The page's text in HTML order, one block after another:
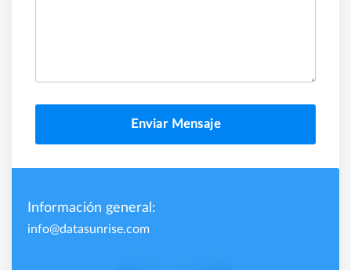
Enviar Mensaje
Información general:
info@datasunrise.com